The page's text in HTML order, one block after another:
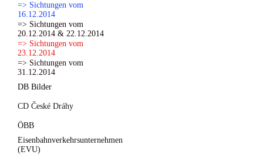
=> Sichtungen vom
16.12.2014
=> Sichtungen vom
20.12.2014 & 22.12.2014
=> Sichtungen vom
23.12.2014
=> Sichtungen vom
31.12.2014
DB Bilder
CD České Dráhy
ÖBB
Eisenbahnverkehrsunternehmen
(EVU)